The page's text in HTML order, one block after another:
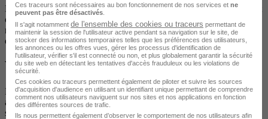
Depuis quelques années, les plateformes de streaming ont également
ouvert de nouvelles opportunités professionnelles pour les
réalisateurs de fiction, avec des commandes de séries qui permettent
de travailler dans la durée sur un même univers.
Votre futur environnement de travail
Le quotidien d'un réalisateur alterne entre des phases d'intense
activité collective et des périodes de travail solitaire qui peuvent
surprendre ceux qui s'attendaient à vivre constamment sur un
Ces traceurs sont nécessaires au bon fonctionnement de nos services et ne
peuvent pas être désactivés
Il s'agit notamment de l'ensemble des cookies ou traceurs permettant de
maintenir la session de l'utilisateur active pendant sa navigation sur le site, de
stocker des informations temporaires telles que les préférences des utilisateurs,
les annonces ou les offres vues, gérer les processus d'identification de
l'utilisateur, vérifier s'il est connecté ou non, et plus globalement garantir la sécurité
du site web en détectant les tentatives d'accès frauduleux ou les violations de
sécurité.
Ces cookies ou traceurs permettent également de piloter et suivre les sources
d'acquisition d'audience en utilisant un identifiant unique permettant de comprendre
comment nos utilisateurs naviguent sur nos sites et nos applications en fonction
des différentes sources de trafic.
Ils nous permettent également d’observer le comportement de nos utilisateurs afin